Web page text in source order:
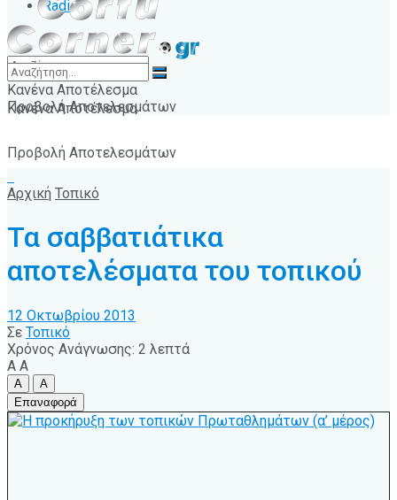
Radio
Κανένα Αποτέλεσμα
Προβολή Αποτελεσμάτων
Κανένα Αποτέλεσμα
Προβολή Αποτελεσμάτων
Αρχική Τοπικό
Τα σαββατιάτικα
αποτελέσματα του τοπικού
12 Οκτωβρίου 2013
Σε Τοπικό
Χρόνος Ανάγνωσης: 2 λεπτά
A A
A
A
Επαναφορά